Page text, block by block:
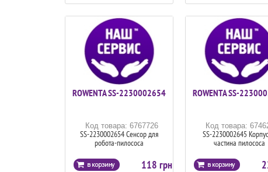
ROWENTA SS-2230002654
Код товара: 6767726
SS-2230002654 Сенсор для
робота-пилососа
118 грн
ROWENTA SS-
Код товара:
SS-2230002645
частина пилососа